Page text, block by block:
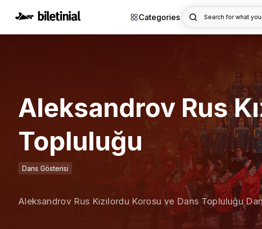
Categories Search for what
Aleksandrov Rus
Topluluğu
Dans Gösterisi
Aleksandrov Rus Kızılordu Korosu ve Dans Topluluğu